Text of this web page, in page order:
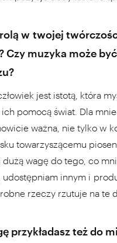
w twojej
Czy muzyka może
jest istotą, która
pomocą świat. Dla
ważna, nie tylko w
towarzyszącemu
dużą wagę do tego, co
udostępniam innym i
rzeczy rzutuje na te
przykładasz też do